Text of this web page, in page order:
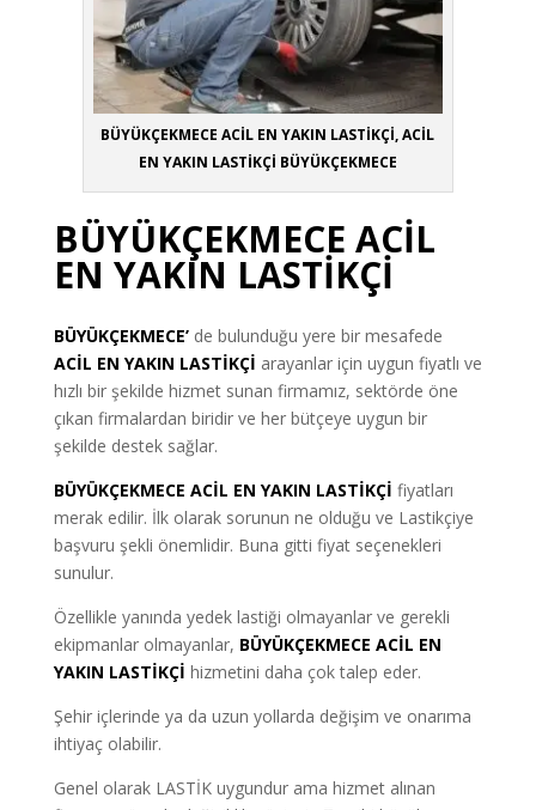
BÜYÜKÇEKMECE ACİL EN YAKIN LASTİKÇİ, ACİL
EN YAKIN LASTİKÇİ BÜYÜKÇEKMECE
BÜYÜKÇEKMECE ACİL
EN YAKIN LASTİKÇİ
BÜYÜKÇEKMECE’de bulunduğu yere bir mesafede
ACİL EN YAKIN LASTİKÇİ arayanlar için uygun fiyatlı ve
hızlı bir şekilde hizmet sunan firmamız, sektörde öne
çıkan firmalardan biridir ve her bütçeye uygun bir
şekilde destek sağlar.
BÜYÜKÇEKMECE ACİL EN YAKIN LASTİKÇİ fiyatları
merak edilir. İlk olarak sorunun ne olduğu ve Lastikçiye
başvuru şekli önemlidir. Buna gitti fiyat seçenekleri
sunulur.
Özellikle yanında yedek lastiği olmayanlar ve gerekli
ekipmanlar olmayanlar, BÜYÜKÇEKMECE ACİL EN
YAKIN LASTİKÇİ hizmetini daha çok talep eder.
Şehir içlerinde ya da uzun yollarda değişim ve onarıma
ihtiyaç olabilir.
Genel olarak LASTİK uygundur ama hizmet alınan